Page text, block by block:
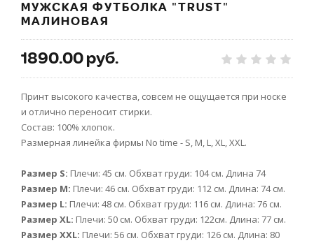
МУЖСКАЯ ФУТБОЛКА "TRUST"
МАЛИНОВАЯ
1890.00 руб.
Принт высокого качества, совсем не ощущается при носке
и отлично переносит стирки.
Состав: 100% хлопок.
Размерная линейка фирмы No time - S, M, L, XL, XXL.
Размер S: Плечи: 45 см. Обхват груди: 104 см. Длина 74
Размер М: Плечи: 46 см. Обхват груди: 112 см. Длина: 74 см.
Размер L: Плечи: 48 см. Обхват груди: 116 см. Длина: 76 см.
Размер XL: Плечи: 50 см. Обхват груди: 122см. Длина: 77 см.
Размер XXL: Плечи: 56 см. Обхват груди: 126 см. Длина: 80